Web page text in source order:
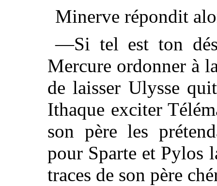
Minerve répondit
—Si tel est ton
Mercure ordonner à
de laisser Ulysse
Ithaque exciter
son père les
pour Sparte et Pylos
traces de son père